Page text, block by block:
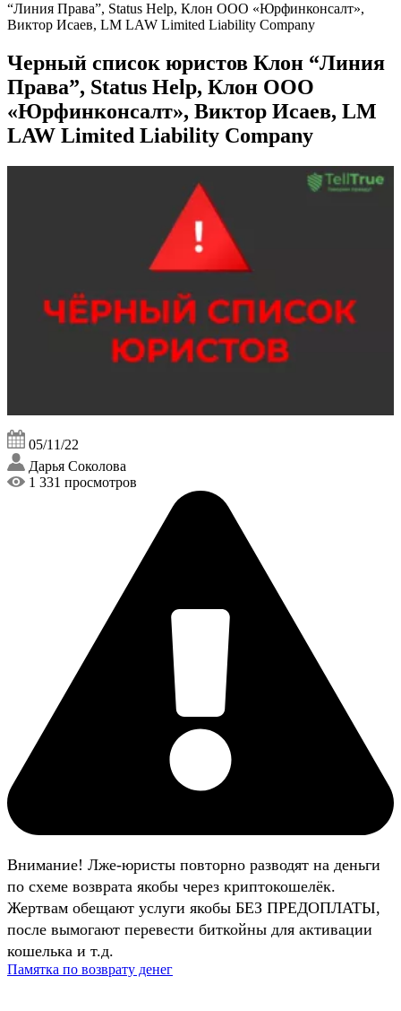
“Линия Права”, Status Help, Клон ООО «Юрфинконсалт»,
Виктор Исаев, LM LAW Limited Liability Company
Черный список юристов Клон “Линия
Права”, Status Help, Клон ООО
«Юрфинконсалт», Виктор Исаев, LM
LAW Limited Liability Company
05/11/22
Дарья Соколова
1 331 просмотров
Внимание! Лже-юристы повторно разводят на деньги
по схеме возврата якобы через криптокошелёк.
Жертвам обещают услуги якобы БЕЗ ПРЕДОПЛАТЫ,
после вымогают перевести биткойны для активации
кошелька и т.д.
Памятка по возврату денег